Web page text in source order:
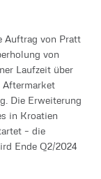
Auftrag von Pratt
von
Laufzeit über
Aftermarket
Die Erweiterung
in Kroatien
– die
Ende Q2/2024